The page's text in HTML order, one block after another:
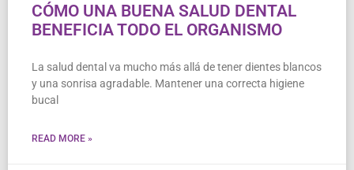
CÓMO UNA BUENA SALUD DENTAL
BENEFICIA TODO EL ORGANISMO
La salud dental va mucho más allá de tener dientes blancos
y una sonrisa agradable. Mantener una correcta higiene
bucal
READ MORE »